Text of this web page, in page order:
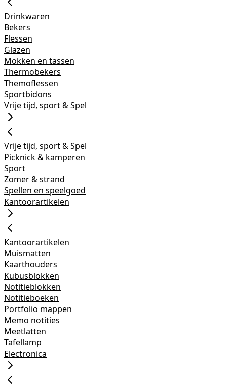
Drinkwaren
Bekers
Flessen
Glazen
Mokken en tassen
Thermobekers
Themoflessen
Sportbidons
Vrije tijd, sport & Spel
Vrije tijd, sport & Spel
Picknick & kamperen
Sport
Zomer & strand
Spellen en speelgoed
Kantoorartikelen
Kantoorartikelen
Muismatten
Kaarthouders
Kubusblokken
Notitieblokken
Notitieboeken
Portfolio mappen
Memo notities
Meetlatten
Tafellamp
Electronica